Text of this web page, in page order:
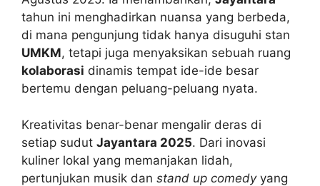
tahun ini menghadirkan nuansa yang berbeda,
di mana pengunjung tidak hanya disuguhi stan
UMKM, tetapi juga menyaksikan sebuah ruang
kolaborasi dinamis tempat ide-ide besar
bertemu dengan peluang-peluang nyata.
Kreativitas benar-benar mengalir deras di
setiap sudut Jayantara 2025. Dari inovasi
kuliner lokal yang memanjakan lidah,
pertunjukan musik dan stand up comedyyang